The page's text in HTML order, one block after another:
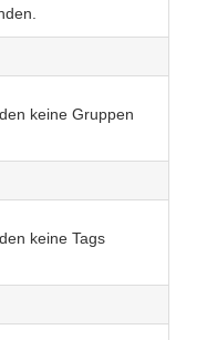
keine Gruppen
keine Tags